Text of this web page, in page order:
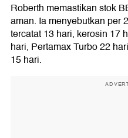
Roberth memastikan stok
aman. Ia menyebutkan per
tercatat 13 hari, kerosin 17
hari, Pertamax Turbo 22
15 hari.